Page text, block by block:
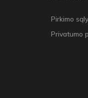
Pirkimo
Privatumo